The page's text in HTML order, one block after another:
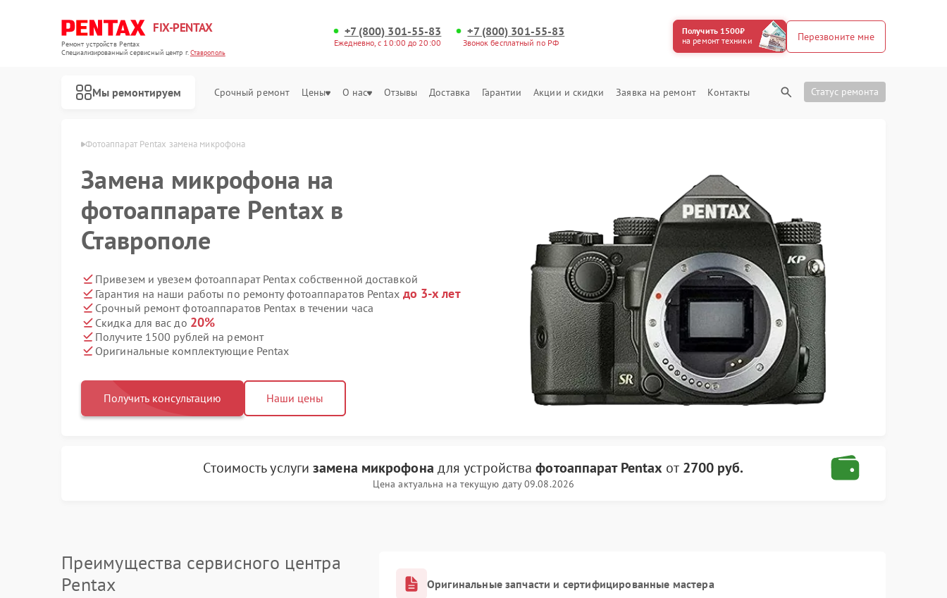
FIX-PENTAX
Ремонт устройств Pentax
Специализированный cервисный центр г.Ставрополь
+7 (800) 301-55-83
Ежедневно, с 10:00 до 20:00
+7 (800) 301-55-83
Звонок бесплатный по РФ
Получить 1500₽
на ремонт техники
Перезвоните мне
Мы ремонтируем Срочный ремонт Цены О нас Отзывы Доставка Гарантии Акции и скидки Заявка на ремонт Контакты Статус ремонта
Фотоаппарат Pentax замена микрофона
Замена микрофона на
фотоаппарате Pentax в
Ставрополе
Привезем и увезем фотоаппарат Pentax собственной доставкой
Гарантия на наши работы по ремонту фотоаппаратов Pentax до 3-х лет
Срочный ремонт фотоаппаратов Pentax в течении часа
Скидка для вас до 20%
Получите 1500 рублей на ремонт
Оригинальные комплектующие Pentax
Получить консультацию Наши цены
Стоимость услугизамена микрофона для устройствафотоаппарат Pentax от 2700 руб.
Цена актуальна на текущую дату 09.08.2026
Преимущества сервисного центра
Pentax
Оригинальные запчасти и сертифицированные мастера